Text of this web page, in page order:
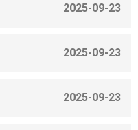
2025-09-23
2025-09-23
2025-09-23